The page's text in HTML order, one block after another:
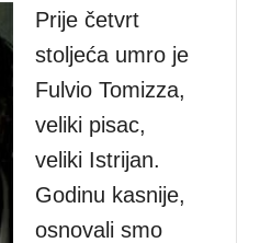
Prije četvrt
stoljeća umro je
Fulvio Tomizza,
veliki pisac,
veliki Istrijan.
Godinu kasnije,
osnovali smo